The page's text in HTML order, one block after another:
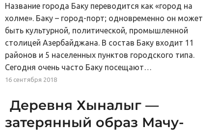
Название города Баку переводится как «город на
холме». Баку – город-порт; одновременно он может
быть культурной, политической, промышленной
столицей Азербайджана. В состав Баку входит 11
районов и 5 населенных пунктов городского типа.
Сегодня очень часто Баку посещают…
16 сентября 2018
Деревня Хыналыг —
затерянный образ Мачу-